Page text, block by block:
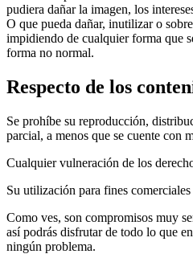
pudiera dañar la imagen, los
O que pueda dañar, inutilizar o
impidiendo de cualquier forma que
forma no normal.
Respecto de los
Se prohíbe su reproducción,
parcial, a menos que se cuente con
Cualquier vulneración de los
Su utilización para fines
Como ves, son compromisos muy
así podrás disfrutar de todo lo que
ningún problema.